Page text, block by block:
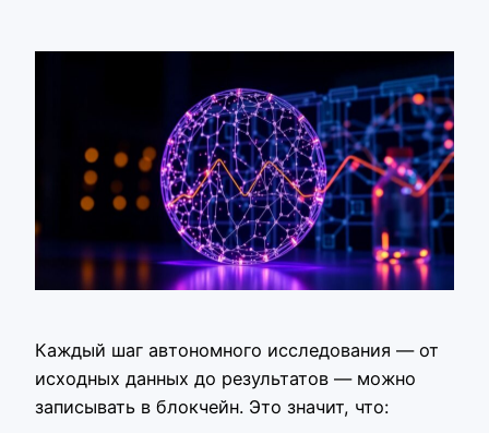
Каждый шаг автономного исследования — от
исходных данных до результатов — можно
записывать в блокчейн. Это значит, что: